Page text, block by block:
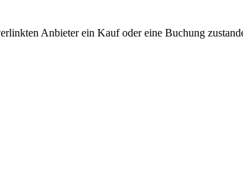
Anbieter ein Kauf oder eine Buchung